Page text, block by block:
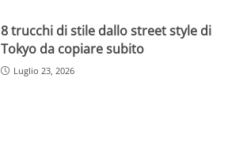
8 trucchi di stile dallo street style di
Tokyo da copiare subito
Luglio 23, 2026